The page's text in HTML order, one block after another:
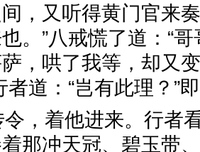
，又听得黄门官来
。”八戒慌了道：“
，哄了我等，却又
者道：“岂有此理？”
，着他进来。行者
那冲天冠、碧玉带